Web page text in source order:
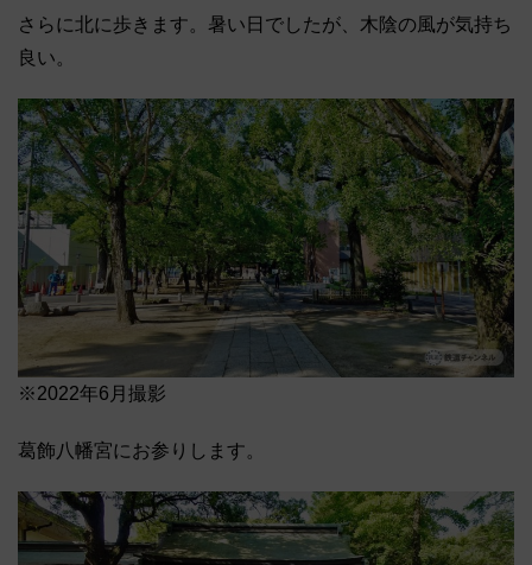
さらに北に歩きます。暑い日でしたが、木陰の風が気持ち
良い。
※2022年6月撮影
葛飾八幡宮にお参りします。